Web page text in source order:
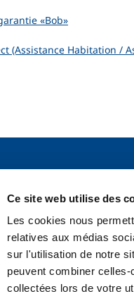
Ce site web utilise des
Les cookies nous
relatives aux médias
sur l'utilisation de notre
peuvent combiner
collectées lors de votre
«Bob»
(Assistance Habitation /
Mini
Garanties